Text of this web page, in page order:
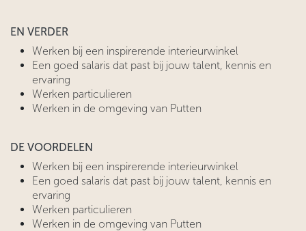
EN VERDER
Werken bij een inspirerende interieurwinkel
Een goed salaris dat past bij jouw talent, kennis en
ervaring
Werken particulieren
Werken in de omgeving van Putten
DE VOORDELEN
Werken bij een inspirerende interieurwinkel
Een goed salaris dat past bij jouw talent, kennis en
ervaring
Werken particulieren
Werken in de omgeving van Putten